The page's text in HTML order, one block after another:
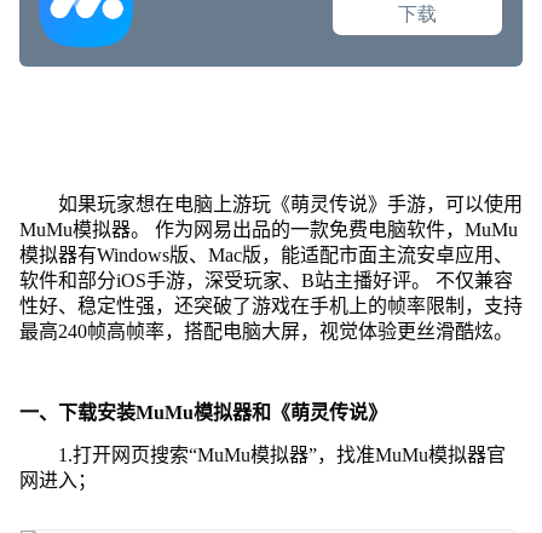
如果玩家想在电脑上游玩《萌灵传说》手游，可以使用
MuMu模拟器。 作为网易出品的一款免费电脑软件，MuMu
模拟器有Windows版、Mac版，能适配市面主流安卓应用、
软件和部分iOS手游，深受玩家、B站主播好评。 不仅兼容
性好、稳定性强，还突破了游戏在手机上的帧率限制，支持
最高240帧高帧率，搭配电脑大屏，视觉体验更丝滑酷炫。
一、下载安装MuMu模拟器和《萌灵传说》
1.打开网页搜索“MuMu模拟器”，找准MuMu模拟器官
网进入；